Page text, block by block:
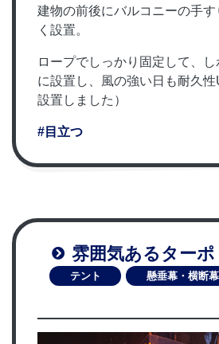
建物の前後にバルコニーの手す
く設置。
ロープでしっかり固定して、
に設置し、風の強い日も耐久
設置しました）
#目立つ
雰囲気あるターポ
テント 懸垂幕・横断幕